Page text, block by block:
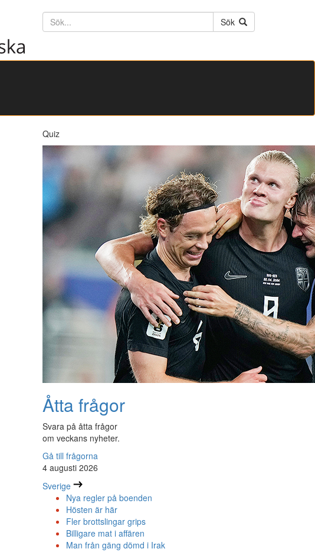
Söktext
Sök
Quiz
Åtta frågor
Svara på åtta frågor
om veckans nyheter.
Gå till frågorna
4 augusti 2026
Sverige
Nya regler på boenden
Hösten är här
Fler brottslingar grips
Billigare mat i affären
Man från gäng dömd i Irak